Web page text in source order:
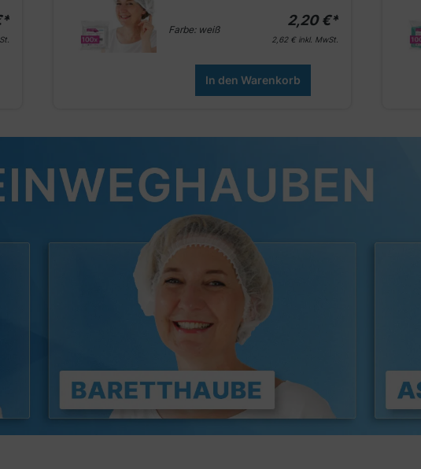
Farbe: weiß
2,20 €*
2,62 €inkl. MwSt.
In den Warenkorb